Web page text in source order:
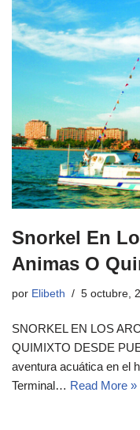
Snorkel En
Animas O
por Elibeth 5 octubre,
SNORKEL EN LOS
QUIMIXTO DESDE
aventura acuática en el
Terminal… Read More »